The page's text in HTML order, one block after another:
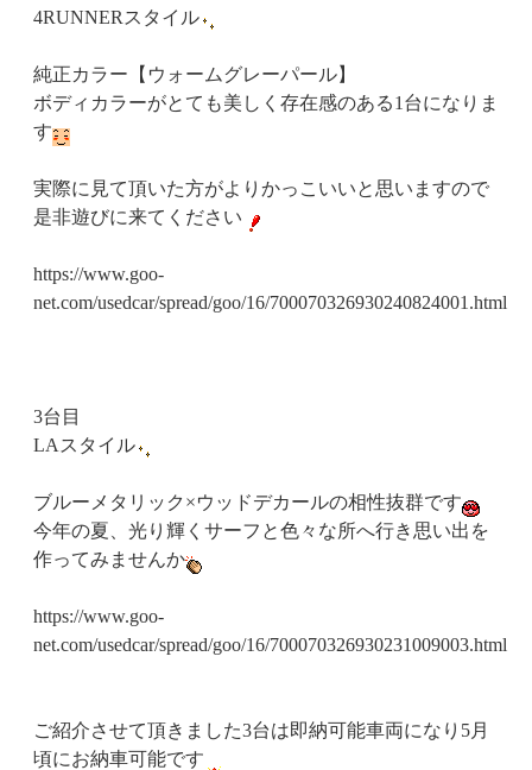
4RUNNERスタイル
純正カラー【ウォームグレーパール】
ボディカラーがとても美しく存在感のある1台になりま
す
実際に見て頂いた方がよりかっこいいと思いますので
是非遊びに来てください
https://www.goo-
net.com/usedcar/spread/goo/16/700070326930240824001.html
3台目
LAスタイル
ブルーメタリック×ウッドデカールの相性抜群です
今年の夏、光り輝くサーフと色々な所へ行き思い出を
作ってみませんか
https://www.goo-
net.com/usedcar/spread/goo/16/700070326930231009003.html
ご紹介させて頂きました3台は即納可能車両になり5月
頃にお納車可能です